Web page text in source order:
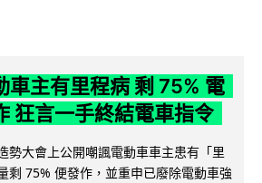
車主有里程病 剩 75% 電
狂言一手終結電車指令
勢大會上公開嘲諷電動車車主患有「里
剩 75% 便發作，並重申已廢除電動車強